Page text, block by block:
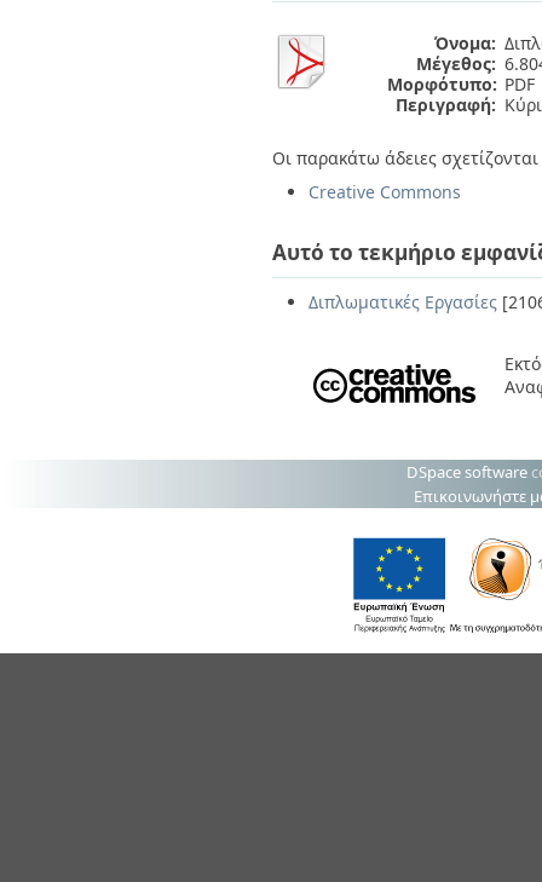
Όνομα:
Μέγεθος:
Μορφότυπο: PDF
Περιγραφή:
Οι παρακάτω άδειες
Creative Commons
Αυτό το τεκμήριο
Διπλωματικές Εργασίες
DSpace software
Επικοινωνήστε